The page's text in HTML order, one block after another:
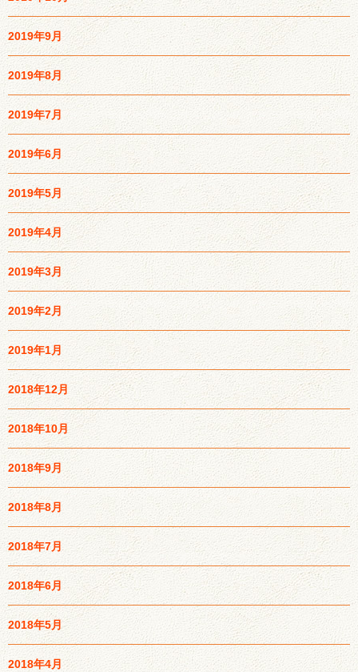
2019年9月
2019年8月
2019年7月
2019年6月
2019年5月
2019年4月
2019年3月
2019年2月
2019年1月
2018年12月
2018年10月
2018年9月
2018年8月
2018年7月
2018年6月
2018年5月
2018年4月